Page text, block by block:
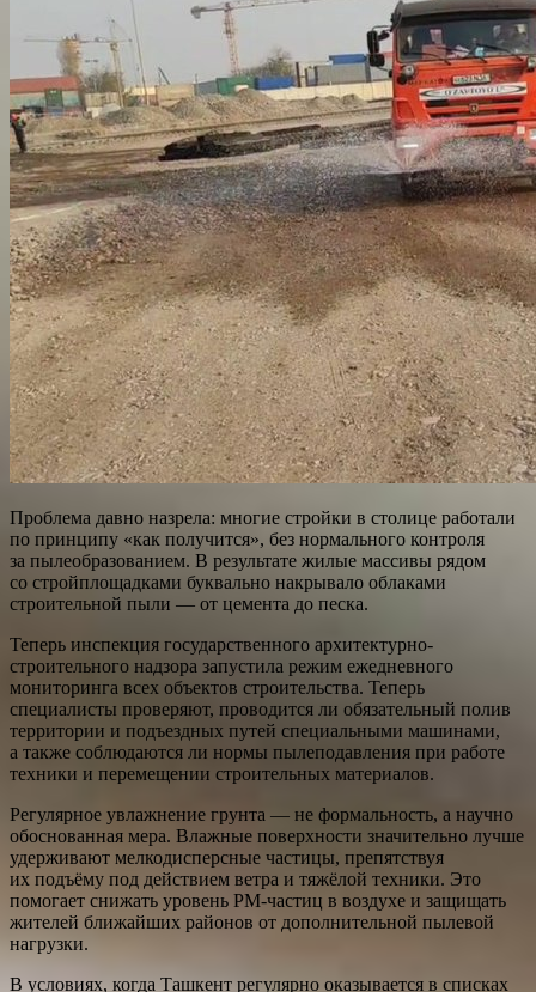
Проблема давно назрела: многие стройки в столице работали
по принципу «как получится», без нормального контроля
за пылеобразованием. В результате жилые массивы рядом
со стройплощадками буквально накрывало облаками
строительной пыли — от цемента до песка.
Теперь инспекция государственного архитектурно-
строительного надзора запустила режим ежедневного
мониторинга всех объектов строительства. Теперь
специалисты проверяют, проводится ли обязательный полив
территории и подъездных путей специальными машинами,
а также соблюдаются ли нормы пылеподавления при работе
техники и перемещении строительных материалов.
Регулярное увлажнение грунта — не формальность, а научно
обоснованная мера. Влажные поверхности значительно лучше
удерживают мелкодисперсные частицы, препятствуя
их подъёму под действием ветра и тяжёлой техники. Это
помогает снижать уровень PM-частиц в воздухе и защищать
жителей ближайших районов от дополнительной пылевой
нагрузки.
В условиях, когда Ташкент регулярно оказывается в списках